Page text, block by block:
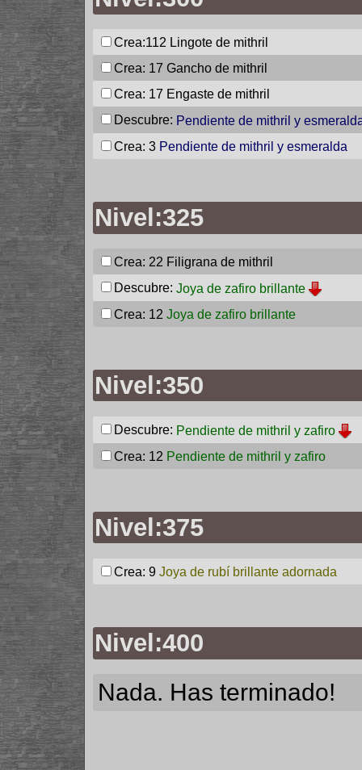
Crea:112 Lingote de mithril
Crea: 17 Gancho de mithril
Crea: 17 Engaste de mithril
Descubre: Pendiente de mithril y
Crea: 3 Pendiente de mithril y esmeralda
Nivel:325
Crea: 22 Filigrana de mithril
Descubre: Joya de zafiro brillante
Crea: 12 Joya de zafiro brillante
Nivel:350
Descubre: Pendiente de mithril y zafiro
Crea: 12 Pendiente de mithril y zafiro
Nivel:375
Crea: 9 Joya de rubí brillante adornada
Nivel:400
Nada. Has terminado!